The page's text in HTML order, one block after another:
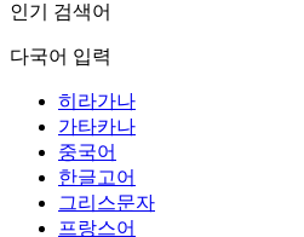
인기 검색어
다국어 입력
히라가나
가타카나
중국어
한글고어
그리스문자
프랑스어